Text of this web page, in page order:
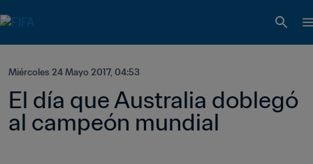
Miércoles 24 Mayo 2017, 04:53
El día que Australia doblegó
al campeón mundial